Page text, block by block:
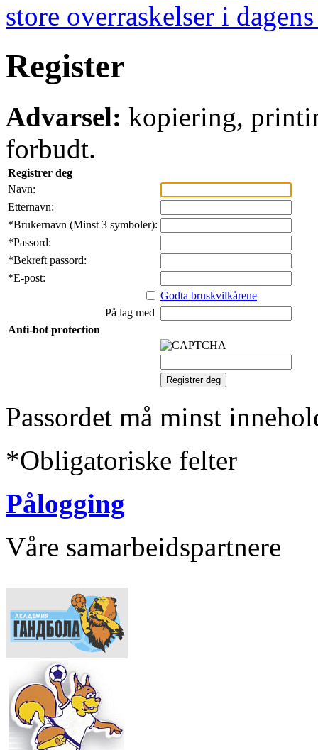
store overraskelser i
Register
Advarsel: kopiering,
forbudt.
Registrer deg
Navn:
Etternavn:
*Brukernavn (Minst 3 symboler):
*Passord:
*Bekreft passord:
*E-post:
Godta bruskvilkårene
På lag med
Anti-bot protection
Passordet må minst
*Obligatoriske felter
Pålogging
Våre samarbeidspartnere